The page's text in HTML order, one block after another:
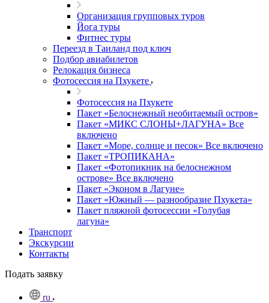
Организация групповых туров
Йога туры
Фитнес туры
Переезд в Таиланд под ключ
Подбор авиабилетов
Релокация бизнеса
Фотоcессия на Пхукете
Фотоcессия на Пхукете
Пакет «Белоснежный необитаемый остров»
Пакет «МИКС СЛОНЫ+ЛАГУНА» Все
включено
Пакет «Море, солнце и песок» Все включено
Пакет «ТРОПИКАНА»
Пакет «Фотопикник на белоснежном
острове» Все включено
Пакет «Эконом в Лагуне»
Пакет «Южный — разнообразие Пхукета»
Пакет пляжной фотосессии «Голубая
лагуна»
Транспорт
Экскурсии
Контакты
Подать заявку
ru